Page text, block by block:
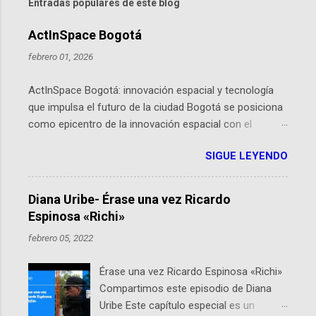
Entradas populares de este blog
ActInSpace Bogotá
febrero 01, 2026
ActInSpace Bogotá: innovación espacial y tecnología
que impulsa el futuro de la ciudad Bogotá se posiciona
como epicentro de la innovación espacial con el
hackathon global que convierte tecnologías de la
Agencia Espacial Europea en soluciones prácticas para
la vida cotidiana. Este evento, organizado por el
Planetario de Bogotá del Idartes y la Universidad de los
Andes, reúne a expertos como el presidente de Airbus
Colombia y líderes del sector aeroespacial para inspirar
por qué importa en Bogotá ActInSpace es una
competencia mundial que opera en más de 60
ciudades, donde participantes tienen 24 horas para
SIGUE LEYENDO
Diana Uribe- Érase una vez Ricardo
Espinosa «Richi»
febrero 05, 2022
Érase una vez Ricardo Espinosa «Richi»
Compartimos este episodio de Diana
Uribe Este capítulo especial es un